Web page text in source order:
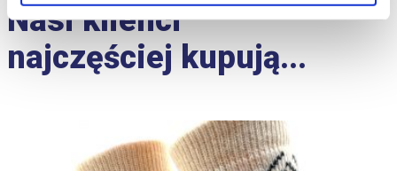
Nasi klienci
najczęściej kupują...